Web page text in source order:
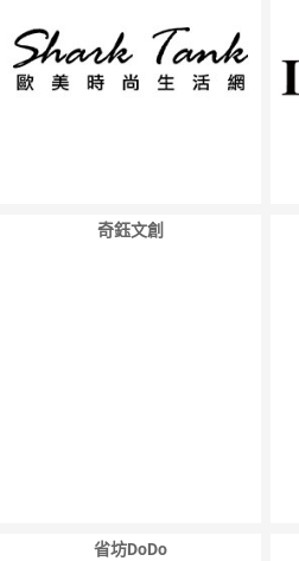
奇鈺文創
省坊DoDo